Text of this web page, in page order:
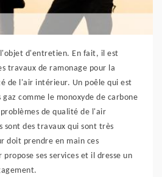
d'entretien. En fait, il est
travaux de ramonage pour la
de l'air intérieur. Un poêle qui est
comme le monoxyde de carbone
de qualité de l'air
sont des travaux qui sont très
doit prendre en main ces
propose ses services et il dresse un